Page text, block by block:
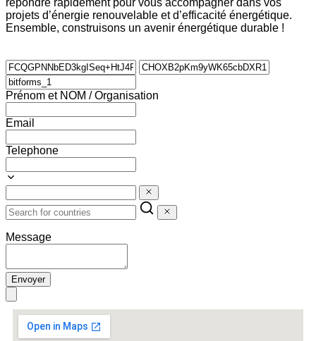
répondre rapidement pour vous accompagner dans vos
projets d’énergie renouvelable et d’efficacité énergétique.
Ensemble, construisons un avenir énergétique durable !
Prénom et NOM / Organisation
Email
Telephone
Message
Envoyer